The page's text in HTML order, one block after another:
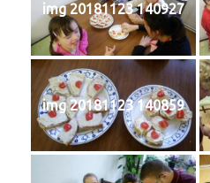
img 20181123 140927
img 20181123 140859